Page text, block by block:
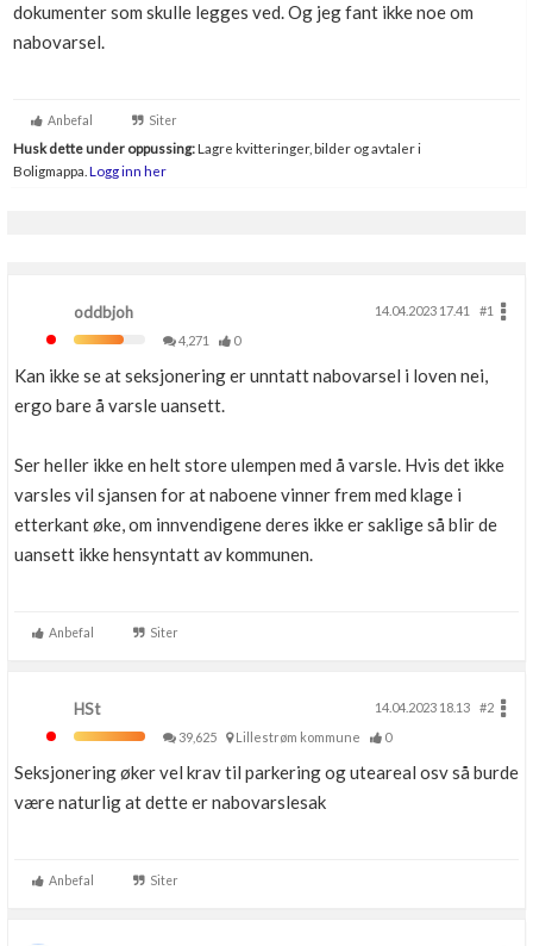
Boligmappa+
Få mer ut av Boligmappa
dokumenter som skulle legges ved. Og jeg fant ikke noe om
nabovarsel.
Anbefal Siter
Husk dette under oppussing:Lagre kvitteringer, bilder og avtaler i
Boligmappa. Logg inn her
oddbjoh 14.04.2023 17.41
#1
4,271
0
Kan ikke se at seksjonering er unntatt nabovarsel i loven nei,
ergo bare å varsle uansett.
Ser heller ikke en helt store ulempen med å varsle. Hvis det ikke
varsles vil sjansen for at naboene vinner frem med klage i
etterkant øke, om innvendigene deres ikke er saklige så blir de
uansett ikke hensyntatt av kommunen.
Anbefal Siter
HSt 14.04.2023 18.13
#2
39,625
Lillestrøm kommune 0
Seksjonering øker vel krav til parkering og uteareal osv så burde
være naturlig at dette er nabovarslesak
Anbefal Siter